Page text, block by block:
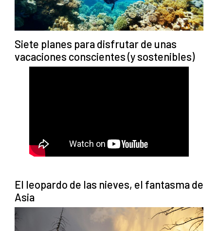
Siete planes para disfrutar de unas
vacaciones conscientes (y sostenibles)
El leopardo de las nieves, el fantasma de
Asia